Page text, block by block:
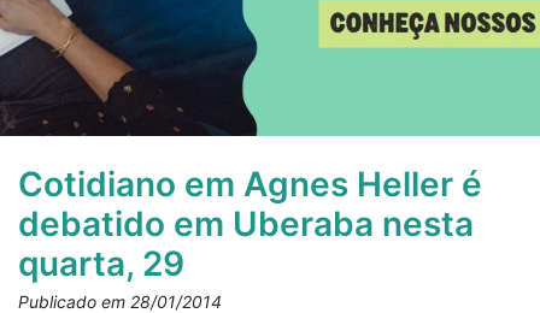
Cotidiano em Agnes Heller é
debatido em Uberaba nesta
quarta, 29
Publicado em 28/01/2014